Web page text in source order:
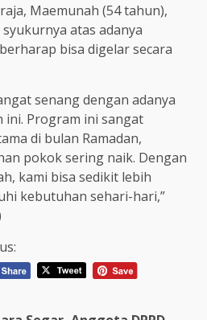
Maemunah (54 tahun),
atas adanya
bisa digelar secara
senang dengan adanya
ini. Program ini sangat
di bulan Ramadan,
pokok sering naik. Dengan
kami bisa sedikit lebih
kebutuhan sehari-hari,”